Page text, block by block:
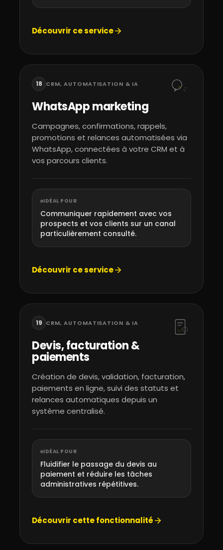
Découvrir ce service
18 CRM, AUTOMATISATION & IA
WhatsApp marketing
Campagnes, confirmations, rappels,
promotions et relances automatisées via
WhatsApp, connectées à votre CRM et à
vos parcours clients.
IDÉAL POUR
Communiquer rapidement avec vos
prospects et vos clients sur un canal
particulièrement consulté.
Découvrir ce service
19 CRM, AUTOMATISATION & IA
Devis, facturation &
paiements
Création de devis, validation, facturation,
paiements en ligne, suivi des statuts et
relances automatiques depuis un
système centralisé.
IDÉAL POUR
Fluidifier le passage du devis au
paiement et réduire les tâches
administratives répétitives.
Découvrir cette fonctionnalité